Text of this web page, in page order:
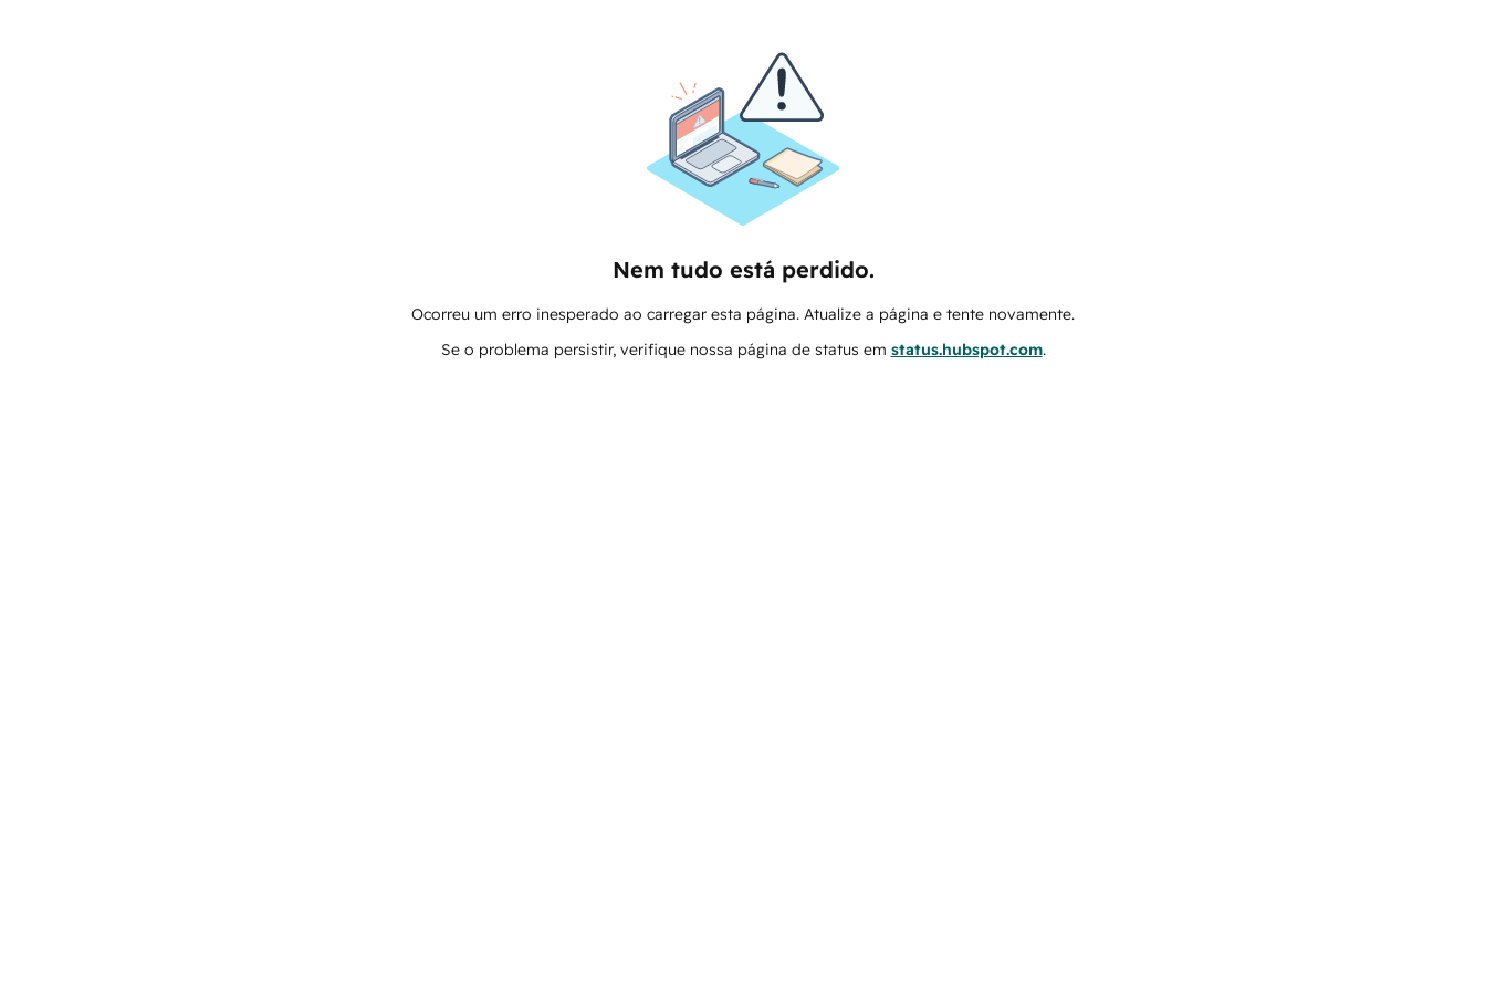
Nem tudo está perdido.
Ocorreu um erro inesperado ao carregar esta página. Atualize a página e tente novamente.
Se o problema persistir, verifique nossa página de status em status.hubspot.com.